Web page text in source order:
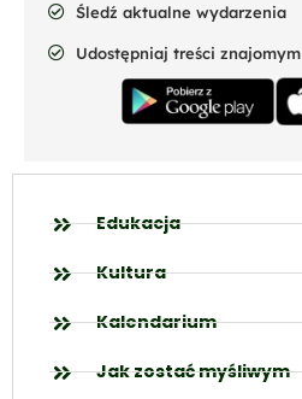
Śledź aktualne wydarzenia
Udostępniaj treści znajomym
Edukacja
Kultura
Kalendarium
Jak zostać myśliwym